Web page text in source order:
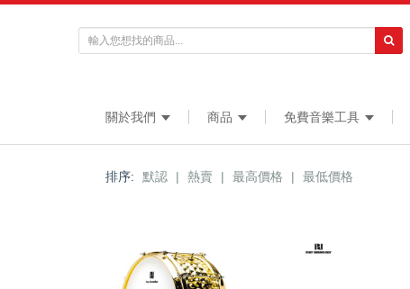
關於我們 商品 免費音樂工具
排序: 默認 | 熱賣 | 最高價格 | 最低價格